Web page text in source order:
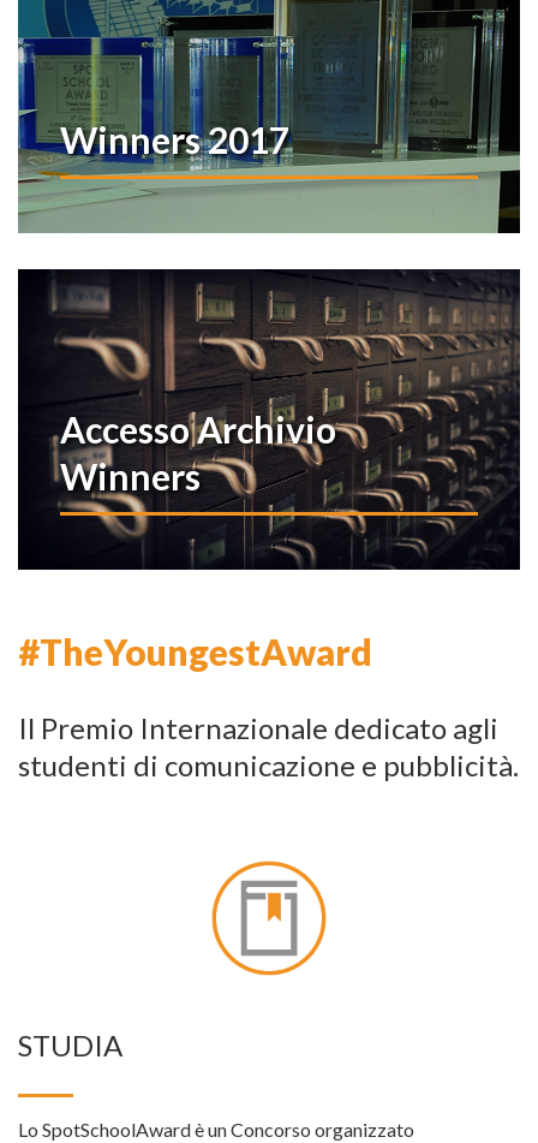
Winners 2017
Accesso Archivio
Winners
#TheYoungestAward
Il Premio Internazionale dedicato agli
studenti di comunicazione e pubblicità.
STUDIA
Lo SpotSchoolAward è un Concorso organizzato